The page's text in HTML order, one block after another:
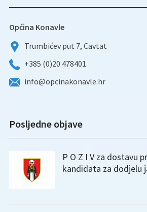
Općina Konavle
Trumbićev put 7, Cavtat
+385 (0)20 478401
info@opcinakonavle.hr
Posljedne objave
P O Z I V za dostavu
kandidata za dodjelu